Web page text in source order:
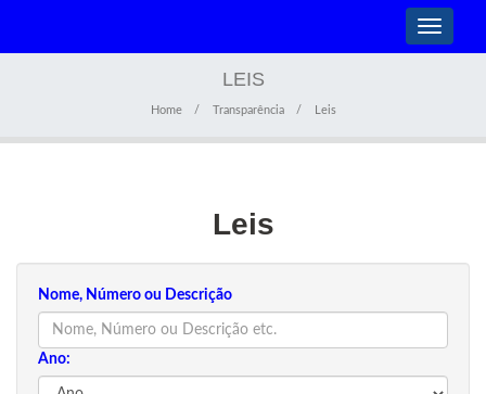
Toggle
LEIS
Home Transparência Leis
Leis
Nome, Número ou Descrição
Ano: